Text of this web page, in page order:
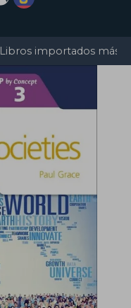
Libros importados más